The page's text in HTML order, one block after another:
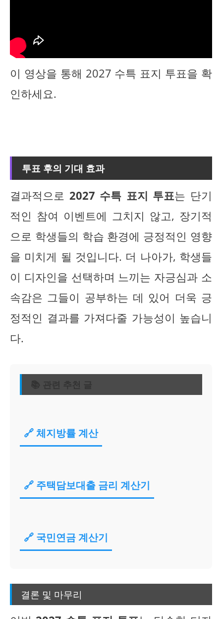
이 영상을 통해 2027 수특 표지 투표을 확
인하세요.
투표 후의 기대 효과
결과적으로 2027 수특 표지 투표는 단기
적인 참여 이벤트에 그치지 않고, 장기적
으로 학생들의 학습 환경에 긍정적인 영향
을 미치게 될 것입니다. 더 나아가, 학생들
이 디자인을 선택하며 느끼는 자긍심과 소
속감은 그들이 공부하는 데 있어 더욱 긍
정적인 결과를 가져다줄 가능성이 높습니
다.
📚 관련 추천 글
🔗 체지방률 계산
🔗 주택담보대출 금리 계산기
🔗 국민연금 계산기
결론 및 마무리